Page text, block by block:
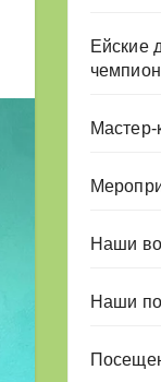
Ейские
Мастер-
Наши
Наши